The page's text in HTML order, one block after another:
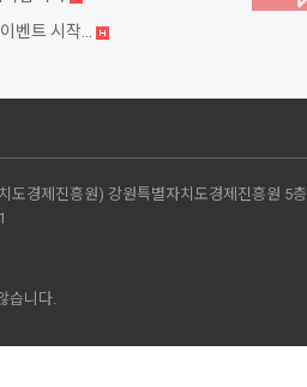
벤트 시작...
도경제진흥원) 강원특별자치도경제진흥원 5층
습니다.